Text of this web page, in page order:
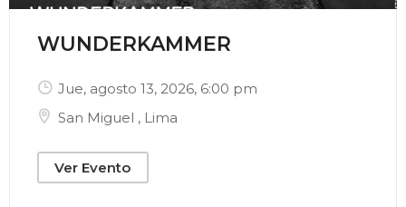
WUNDERKAMMER
Jue, agosto 13, 2026, 6:00 pm
San Miguel , Lima
Ver Evento